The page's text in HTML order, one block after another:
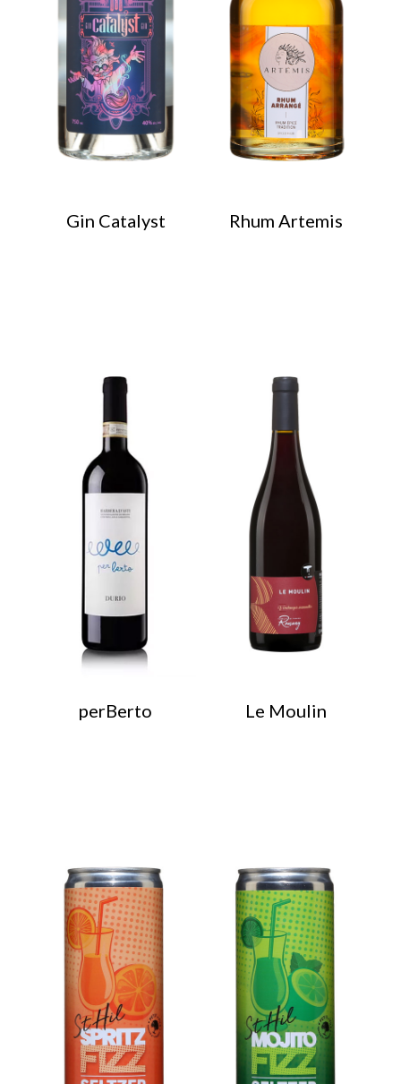
Gin Catalyst Rhum Artemis
perBerto Le Moulin